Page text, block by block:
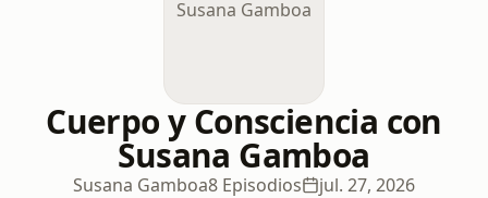
Cuerpo y Consciencia con
Susana Gamboa
Susana Gamboa8 Episodios jul. 27, 2026